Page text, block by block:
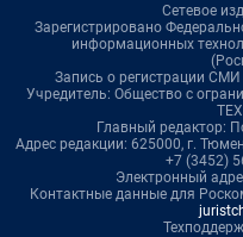
Сетевое
Зарегистрировано
информационных
Запись о регистрации
Учредитель: Общество с
Главный редактор:
Адрес редакции: 625000, г.
+7 (3452)
Электронный
Контактные данные для